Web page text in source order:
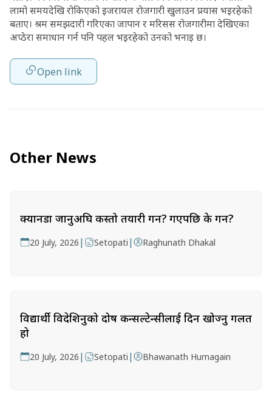
लामो समयदेखि रोकिएको इजरायल रोजगारी खुलाउन प्रयास भइरहेको
बताए। श्रम समझदारी गरिएका जापान र मरिसस रोजगारीमा देखिएका
अप्ठेरा समाधान गर्न पनि पहल भइरहेको उनको भनाइ छ।
Open link
Other News
क्यानडा जानुअघि कस्तो तयारी गर्ने? गएपछि के गर्ने?
20 July, 2026 | Setopati | Raghunath Dhakal
विद्यार्थी विदेशिनुको दोष कन्सल्टेन्सीलाई दिन खोज्नु गलत
हो
20 July, 2026 | Setopati | Bhawanath Humagain